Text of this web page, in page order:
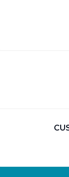
Cliccando su
presente
navigazione in